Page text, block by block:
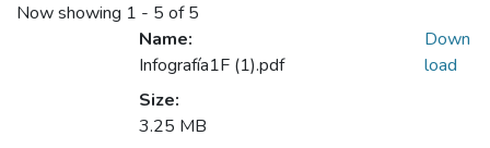
Now showing 1 - 5 of 5
Name:
Infografía1F (1).pdf
Size:
3.25 MB
Down
load